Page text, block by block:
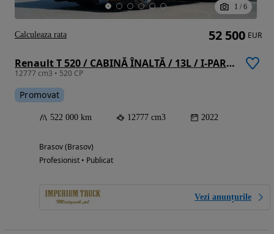
1 / 6
Renault T 520 / CABINĂ ÎNALTĂ / 13L / I-PARK COOL / 2022
12777 cm3 • 520 CP
Promovat
522 000 km 12777 cm3 2022
Brasov (Brasov)
Profesionist • Publicat
Vezi anunțurile
52 500 EUR
Calculeaza rata